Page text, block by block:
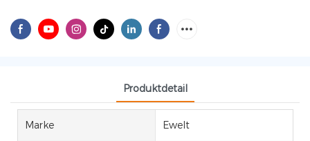
Produktdetail
Marke Ewelt